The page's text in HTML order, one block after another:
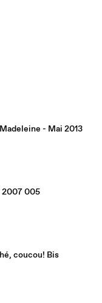
- Mai 2013
005
coucou! Bis